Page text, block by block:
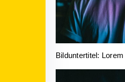
Bilduntertitel: